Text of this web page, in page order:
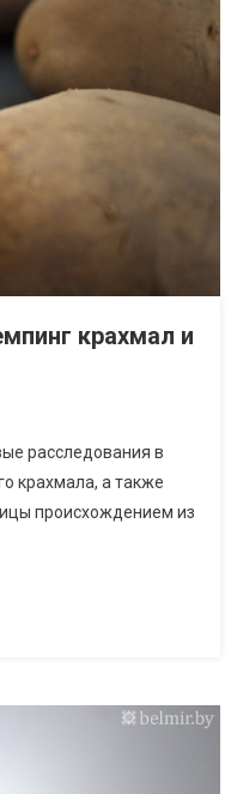
крахмал и
расследования в
крахмала, а также
происхождением из